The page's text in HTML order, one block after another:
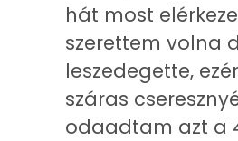
Cink
Szelén
Kálcium
hát most
szerettem volna
leszedegette,
száras
odaadtam azt a